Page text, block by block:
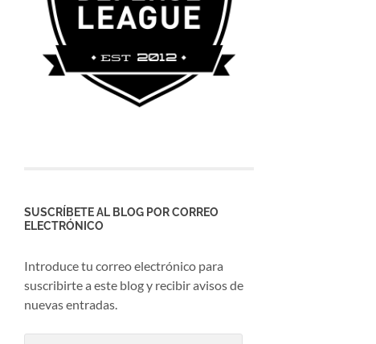
SUSCRÍBETE AL BLOG POR CORREO
ELECTRÓNICO
Introduce tu correo electrónico para
suscribirte a este blog y recibir avisos de
nuevas entradas.